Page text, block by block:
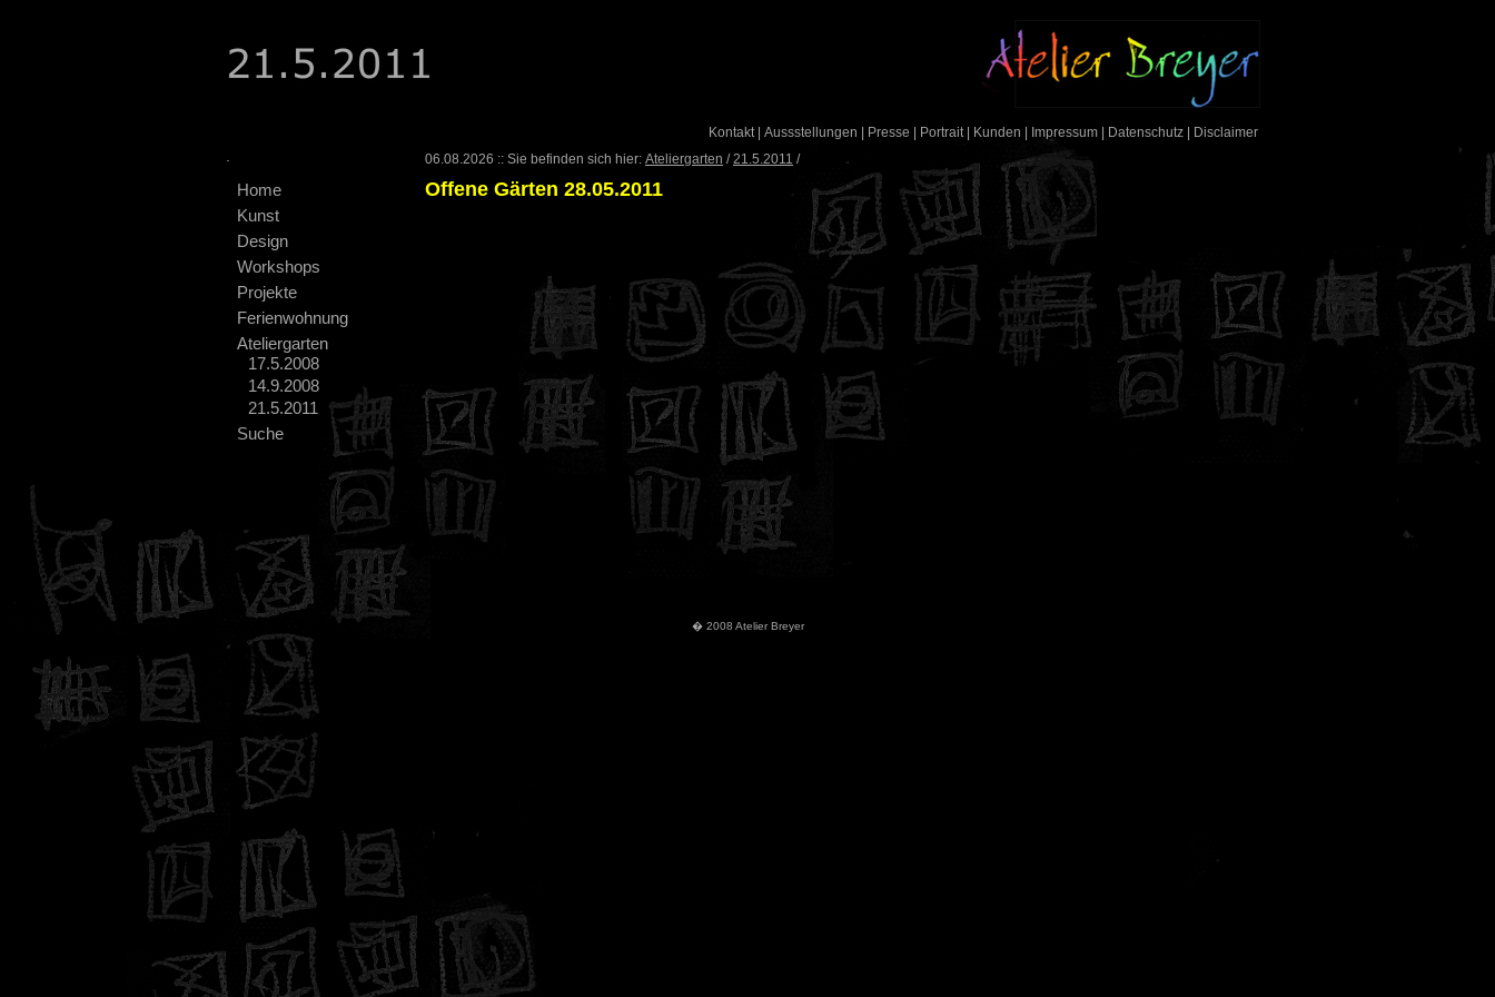
Kontakt| Aussstellungen Presse Portrait| Kunden Impressum Datenschutz Disclaimer
Home
Kunst
Design
Workshops
Projekte
Ferienwohnung
Ateliergarten
17.5.2008
14.9.2008
21.5.2011
Suche
06.08.2026 :: Sie befinden sich hier: Ateliergarten /21.5.2011 /
Offene Gärten 28.05.2011
� 2008 Atelier Breyer